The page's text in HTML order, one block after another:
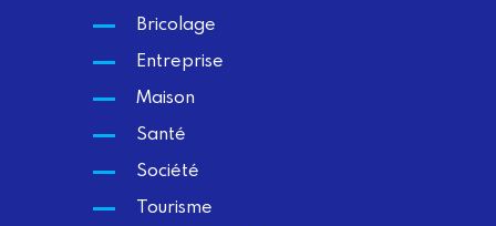
Bricolage
Entreprise
Maison
Santé
Société
Tourisme